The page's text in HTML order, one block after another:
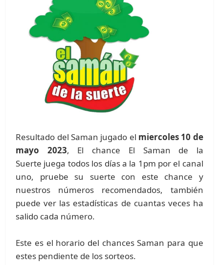
Resultado del Saman jugado el miercoles 10 de
mayo 2023, El chance El Saman de la
Suerte juega todos los días a la 1pm por el canal
uno, pruebe su suerte con este chance y
nuestros números recomendados, también
puede ver las estadísticas de cuantas veces ha
salido cada número.
Este es el horario del chances Saman para que
estes pendiente de los sorteos.